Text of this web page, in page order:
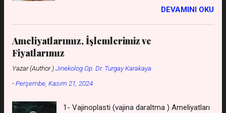
kalmadan gerçekleştirilen bir yöntemdir. Bu
yöntem, geleneksel cerrahi yöntemlere göre
daha az invaziv olması, iyileşme sürecini
hızlandırması ve daha az ağrıya neden olması
gibi avantajları sunar. *** Labioplasti Genital
Estetik Fiyat Listesini WhatsApp'tan isteyin
*** ( kişiler listesine kaydetmeniz gerekmez
Görüşme ve Ücretsiz Muayene Randevusu
DEVAMINI OKU
Ameliyatlarımız, İşlemlerimiz ve
Fiyatlarımız
Yazar (Author )Jinekolog Op. Dr. Turgay Karakaya
-Perşembe, Kasım 21, 2024
1- Vajinoplasti (vajina daraltma ) Ameliyatları